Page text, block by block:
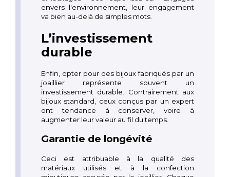
envers l'environnement, leur engagement
va bien au-delà de simples mots.
L’investissement
durable
Enfin, opter pour des bijoux fabriqués par un
joaillier représente souvent un
investissement durable. Contrairement aux
bijoux standard, ceux conçus par un expert
ont tendance à conserver, voire à
augmenter leur valeur au fil du temps.
Garantie de longévité
Ceci est attribuable à la qualité des
matériaux utilisés et à la confection